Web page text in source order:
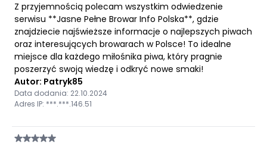
Z przyjemnością polecam wszystkim odwiedzenie
serwisu **Jasne Pełne Browar Info Polska**, gdzie
znajdziecie najświeższe informacje o najlepszych piwach
oraz interesujących browarach w Polsce! To idealne
miejsce dla każdego miłośnika piwa, który pragnie
poszerzyć swoją wiedzę i odkryć nowe smaki!
Autor: Patryk85
Data dodania: 22.10.2024
Adres IP: ***.***.146.51